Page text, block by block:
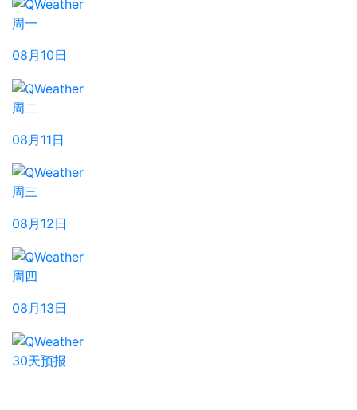
周一
08月10日
周二
08月11日
周三
08月12日
周四
08月13日
30天预报